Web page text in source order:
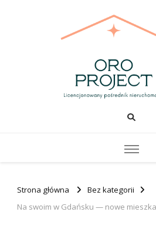
Oro PROJECT
Strona główna
Bez kategorii
Na swoim w Gdańsku — nowe